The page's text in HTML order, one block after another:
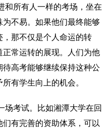
和所有人一样的考场，坐在
不易。如果他们最终能够
那不仅是个人命运的转
常运转的展现。人们为他
高考能够继续保持这种公
有学生向上的机会。
场考试。比如湘潭大学在回
有完善的资助体系，可以